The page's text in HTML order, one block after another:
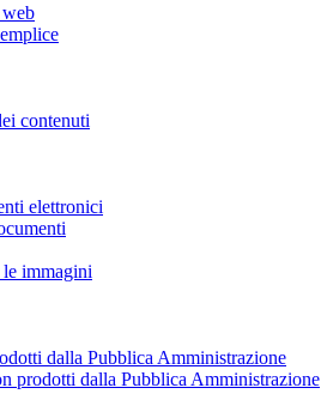
contenuti
elettronici
immagini
dalla Pubblica Amministrazione
prodotti dalla Pubblica Amministrazione